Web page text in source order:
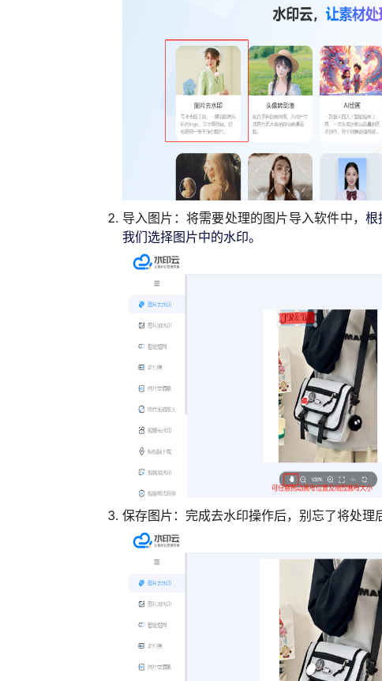
导入图片 ：将需要处理的图片导入软件中， 根
我们选择图片中的水印。
保存图片 ：完成去水印操作后，别忘了将处理